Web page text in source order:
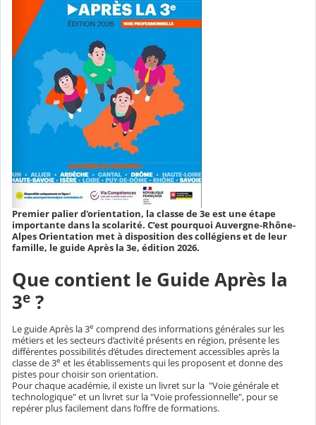
Premier palier d'orientation, la classe de 3e est une étape
importante dans la scolarité. C’est pourquoi Auvergne-Rhône-
Alpes Orientation met à disposition des collégiens et de leur
famille, le guide Après la 3e, édition 2026.
Que contient le Guide Après la
3e ?
Le guide Après la 3e comprend des informations générales sur les
métiers et les secteurs d’activité présents en région, présente les
différentes possibilités d’études directement accessibles après la
classe de 3e et les établissements qui les proposent et donne des
pistes pour choisir son orientation.
Pour chaque académie, il existe un livret sur la "Voie générale et
technologique" et un livret sur la "Voie professionnelle", pour se
repérer plus facilement dans l’offre de formations.